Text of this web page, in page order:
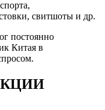
свитшоты и др.
постоянно
Китая в